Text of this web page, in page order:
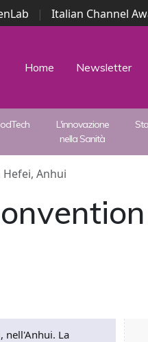
| Italian Channel
| ...
Home Newsletter
L'innovazione
nella Sanità
Anhui
nell'Anhui. La